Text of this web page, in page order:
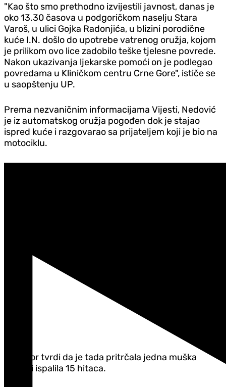
"Kao što smo prethodno izvijestili javnost, danas je
oko 13.30 časova u podgoričkom naselju Stara
Varoš, u ulici Gojka Radonjića, u blizini porodične
kuće I.N. došlo do upotrebe vatrenog oružja, kojom
je prilikom ovo lice zadobilo teške tjelesne povrede.
Nakon ukazivanja ljekarske pomoći on je podlegao
povredama u Kliničkom centru Crne Gore", ističe se
u saopštenju UP.
Prema nezvaničnim informacijama Vijesti, Nedović
je iz automatskog oružja pogođen dok je stajao
ispred kuće i razgovarao sa prijateljem koji je bio na
motociklu.
Isti izvor tvrdi da je tada pritrčala jedna muška
osoba i ispalila 15 hitaca.